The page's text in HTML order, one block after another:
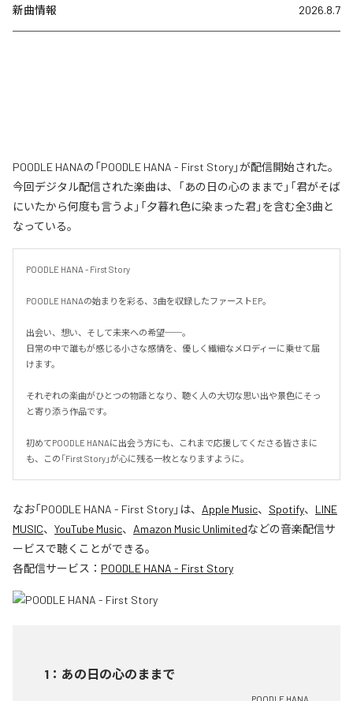
新曲情報 2026.8.7
POODLE HANAの「POODLE HANA - First Story」が配信開始された。
今回デジタル配信された楽曲は、「あの日の心のままで」「君がそば
にいたから何度も言うよ」「夕暮れ色に染まった君」を含む全3曲と
なっている。
POODLE HANA - First Story
POODLE HANAの始まりを彩る、3曲を収録したファーストEP。
出会い、想い、そして未来への希望──。
日常の中で誰もが感じる小さな感情を、優しく繊細なメロディーに乗せて届
けます。
それぞれの楽曲がひとつの物語となり、聴く人の大切な思い出や景色にそっ
と寄り添う作品です。
初めてPOODLE HANAに出会う方にも、これまで応援してくださる皆さまに
も、この「First Story」が心に残る一枚となりますように。
なお「POODLE HANA - First Story」は、 Apple Music、 Spotify、 LINE
MUSIC、 YouTube Music、 Amazon Music Unlimitedなどの音楽配信サ
ービスで聴くことができる。
各配信サービス： POODLE HANA - First Story
1 ： あの日の心のままで